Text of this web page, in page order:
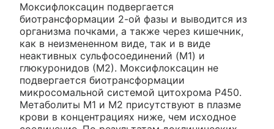
Моксифлоксацин подвергается
биотрансформации 2-ой фазы и выводится из
организма почками, а также через кишечник,
как в неизмененном виде, так и в виде
неактивных сульфосоединений (M1) и
глюкуронидов (М2). Моксифлоксацин не
подвергается биотрансформации
микросомальной системой цитохрома Р450.
Метаболиты M1 и М2 присутствуют в плазме
крови в концентрациях ниже, чем исходное